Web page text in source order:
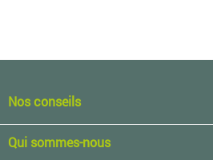
Nos conseils
Qui sommes-nous